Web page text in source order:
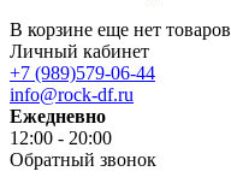
В корзине еще нет товаров
Личный кабинет
+7 (989)579-06-44
info@rock-df.ru
Ежедневно
12:00 - 20:00
Обратный звонок